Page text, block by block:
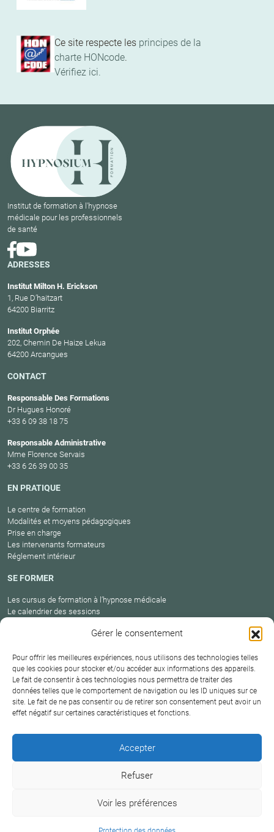
Gérer le consentement
Pour offrir les meilleures expériences, nous utilisons des technologies telles
que les cookies pour stocker et/ou accéder aux informations des appareils.
Le fait de consentir à ces technologies nous permettra de traiter des
données telles que le comportement de navigation ou les ID uniques sur ce
site. Le fait de ne pas consentir ou de retirer son consentement peut avoir un
effet négatif sur certaines caractéristiques et fonctions.
Accepter
Refuser
Voir les préférences
Ce site respecte les principes de la
charte HONcode.
Vérifiez ici.
Institut de formation à l'hypnose
médicale pour les professionnels
de santé
ADRESSES
Institut Milton H. Erickson
1, Rue D’haitzart
64200 Biarritz
Institut Orphée
202, Chemin De Haize Lekua
64200 Arcangues
CONTACT
Responsable Des Formations
Dr Hugues Honoré
+33 6 09 38 18 75
Responsable Administrative
Mme Florence Servais
+33 6 26 39 00 35
EN PRATIQUE
Le centre de formation
Modalités et moyens pédagogiques
Prise en charge
Les intervenants formateurs
Réglement intérieur
SE FORMER
Les cursus de formation à l’hypnose médicale
Le calendrier des sessions
Mentions
légales
Conditions
générales de
vente
Plan
du site
Contact
Protection
des données
basque © 2026
DERNIÈRE MISE À JOUR :